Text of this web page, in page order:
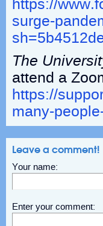
https://
surge-
The
attend a
https://
many-
Leave a comment!
Your name:
Enter your comment: